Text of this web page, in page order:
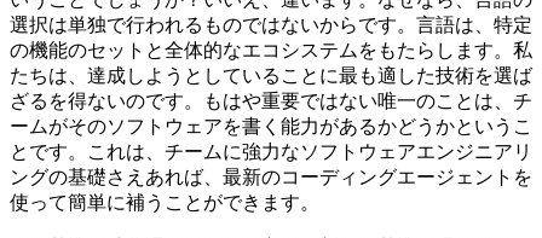
選択は単独で行われるものではないからです。言語は、特定
の機能のセットと全体的なエコシステムをもたらします。私
たちは、達成しようとしていることに最も適した技術を選ば
ざるを得ないのです。もはや重要ではない唯一のことは、チ
ームがそのソフトウェアを書く能力があるかどうかというこ
とです。これは、チームに強力なソフトウェアエンジニアリ
ングの基礎さえあれば、最新のコーディングエージェントを
使って簡単に補うことができます。